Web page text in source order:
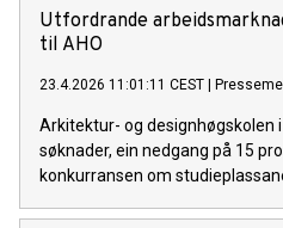
motiverte søkere.
Utfordrande
til AHO
23.4.2026 11:01:11 CEST
Arkitektur- og designhøgskolen
søknader, ein nedgang på 15
konkurransen om